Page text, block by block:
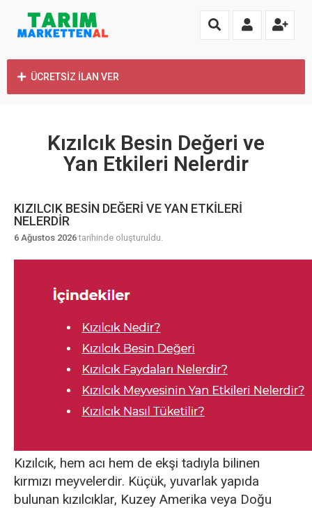
ÜCRETSİZ İLAN VER
Kızılcık Besin Değeri ve
Yan Etkileri Nelerdir
KIZILCIK BESIN DEĞERI VE YAN ETKILERI
NELERDIR
6 Ağustos 2026tarihinde oluşturuldu.
Kızılcık, hem acı hem de ekşi tadıyla bilinen
kırmızı meyvelerdir. Küçük, yuvarlak yapıda
bulunan kızılcıklar, Kuzey Amerika veya Doğu